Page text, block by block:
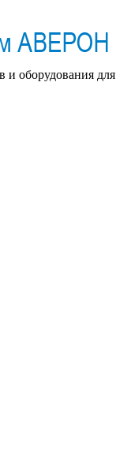
и оборудования для